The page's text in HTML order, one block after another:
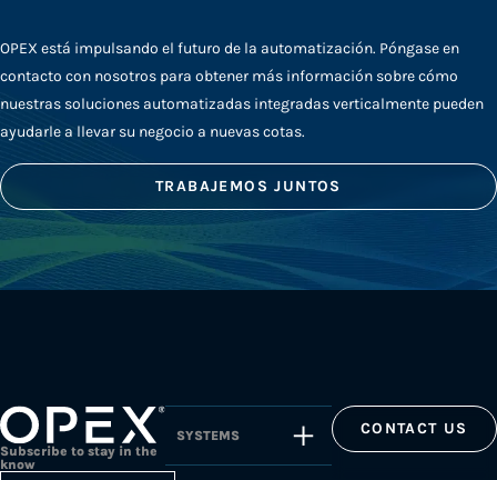
OPEX está impulsando el futuro de la automatización. Póngase en
contacto con nosotros para obtener más información sobre cómo
nuestras soluciones automatizadas integradas verticalmente pueden
ayudarle a llevar su negocio a nuevas cotas.
TRABAJEMOS JUNTOS
Subscribe to stay in the
know
SYSTEMS CONTACT US